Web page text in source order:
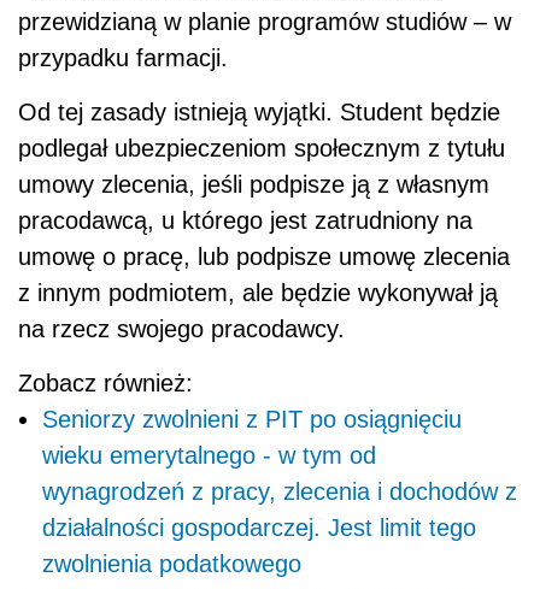
przewidzianą w planie programów studiów – w
przypadku farmacji.
Od tej zasady istnieją wyjątki. Student będzie
podlegał ubezpieczeniom społecznym z tytułu
umowy zlecenia, jeśli podpisze ją z własnym
pracodawcą, u którego jest zatrudniony na
umowę o pracę, lub podpisze umowę zlecenia
z innym podmiotem, ale będzie wykonywał ją
na rzecz swojego pracodawcy.
Zobacz również:
Seniorzy zwolnieni z PIT po osiągnięciu
wieku emerytalnego - w tym od
wynagrodzeń z pracy, zlecenia i dochodów z
działalności gospodarczej. Jest limit tego
zwolnienia podatkowego